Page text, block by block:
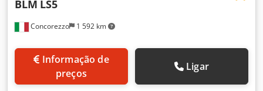
Concorezzo 1 592 km
BLM LS5
preços
Ligar